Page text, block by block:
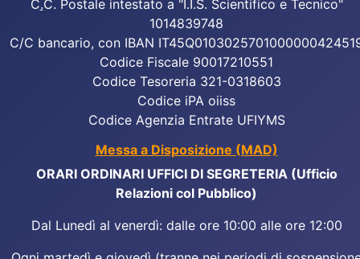
C.C. Postale intestato a "I.I.S. Scientifico e Tecnico"
1014839748
C/C bancario, con IBAN
Codice Fiscale 90017210551
Codice Tesoreria 321-0318603
Codice iPA oiiss
Codice Agenzia Entrate UFIYMS
Messa a Disposizione (MAD)
ORARI ORDINARI UFFICI DI SEGRETERIA (Ufficio
Relazioni col Pubblico)
Dal Lunedì al venerdì: dalle ore 10:00 alle ore 12:00